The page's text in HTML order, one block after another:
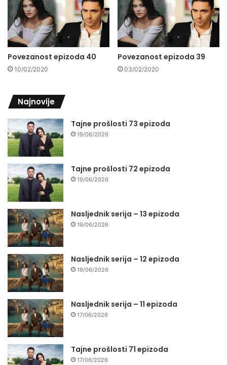
Povezanost epizoda 40
10/02/2020
Povezanost epizoda 39
03/02/2020
Najnovije
Tajne prošlosti 73 epizoda
19/06/2026
Tajne prošlosti 72 epizoda
19/06/2026
Nasljednik serija – 13 epizoda
19/06/2026
Nasljednik serija – 12 epizoda
19/06/2026
Nasljednik serija – 11 epizoda
17/06/2026
Tajne prošlosti 71 epizoda
17/06/2026